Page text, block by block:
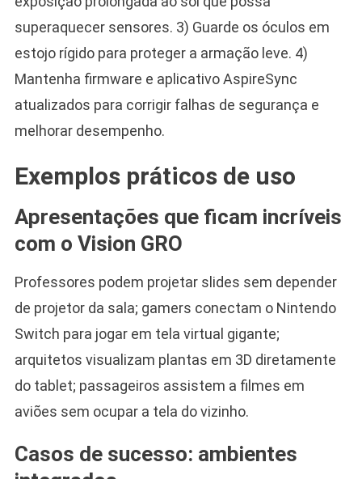
superaquecer sensores. 3) Guarde os óculos em
estojo rígido para proteger a armação leve. 4)
Mantenha firmware e aplicativo AspireSync
atualizados para corrigir falhas de segurança e
melhorar desempenho.
Exemplos práticos de uso
Apresentações que ficam incríveis
com o Vision GRO
Professores podem projetar slides sem depender
de projetor da sala; gamers conectam o Nintendo
Switch para jogar em tela virtual gigante;
arquitetos visualizam plantas em 3D diretamente
do tablet; passageiros assistem a filmes em
aviões sem ocupar a tela do vizinho.
Casos de sucesso: ambientes